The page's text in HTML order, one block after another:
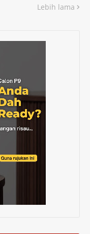
Lebih lama